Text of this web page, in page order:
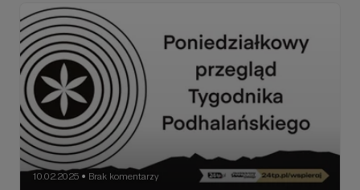
10.02.2025 ● Brak komentarzy